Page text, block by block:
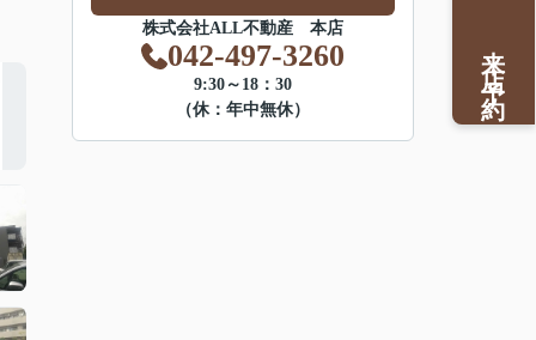
株式会社ALL不動産 本店
042-497-3260
9:30～18：30
（休：年中無休）
来店予約